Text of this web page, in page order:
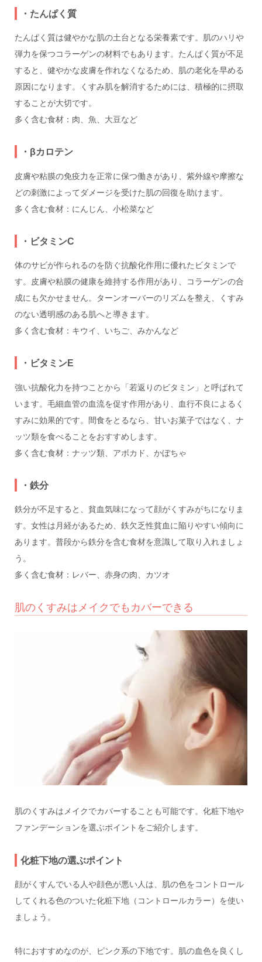
・たんぱく質
たんぱく質は健やかな肌の土台となる栄養素です。肌のハリや
弾力を保つコラーゲンの材料でもあります。たんぱく質が不足
すると、健やかな皮膚を作れなくなるため、肌の老化を早める
原因になります。くすみ肌を解消するためには、積極的に摂取
することが大切です。
多く含む食材：肉、魚、大豆など
・βカロテン
皮膚や粘膜の免疫力を正常に保つ働きがあり、紫外線や摩擦な
どの刺激によってダメージを受けた肌の回復を助けます。
多く含む食材：にんじん、小松菜など
・ビタミンC
体のサビが作られるのを防ぐ抗酸化作用に優れたビタミンで
す。皮膚や粘膜の健康を維持する作用があり、コラーゲンの合
成にも欠かせません。ターンオーバーのリズムを整え、くすみ
のない透明感のある肌へと導きます。
多く含む食材：キウイ、いちご、みかんなど
・ビタミンE
強い抗酸化力を持つことから「若返りのビタミン」と呼ばれて
います。毛細血管の血流を促す作用があり、血行不良によるく
すみに効果的です。間食をとるなら、甘いお菓子ではなく、ナ
ッツ類を食べることをおすすめします。
多く含む食材：ナッツ類、アボカド、かぼちゃ
・鉄分
鉄分が不足すると、貧血気味になって顔がくすみがちになりま
す。女性は月経があるため、鉄欠乏性貧血に陥りやすい傾向に
あります。普段から鉄分を含む食材を意識して取り入れましょ
う。
多く含む食材：レバー、赤身の肉、カツオ
肌のくすみはメイクでもカバーできる
肌のくすみはメイクでカバーすることも可能です。化粧下地や
ファンデーションを選ぶポイントをご紹介します。
化粧下地の選ぶポイント
顔がくすんでいる人や顔色が悪い人は、肌の色をコントロール
してくれる色のついた化粧下地（コントロールカラー）を使い
ましょう。
特におすすめなのが、ピンク系の下地です。肌の血色を良くし